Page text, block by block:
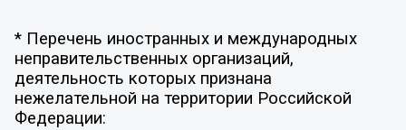
* Перечень иностранных и международных
неправительственных организаций,
деятельность которых признана
нежелательной на территории Российской
Федерации: